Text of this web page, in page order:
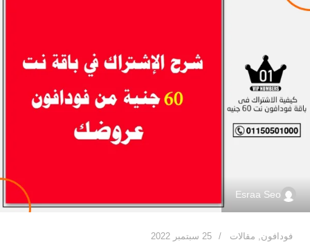
Esraa Seo
فودافون, مقالات 25 سبتمبر 2022